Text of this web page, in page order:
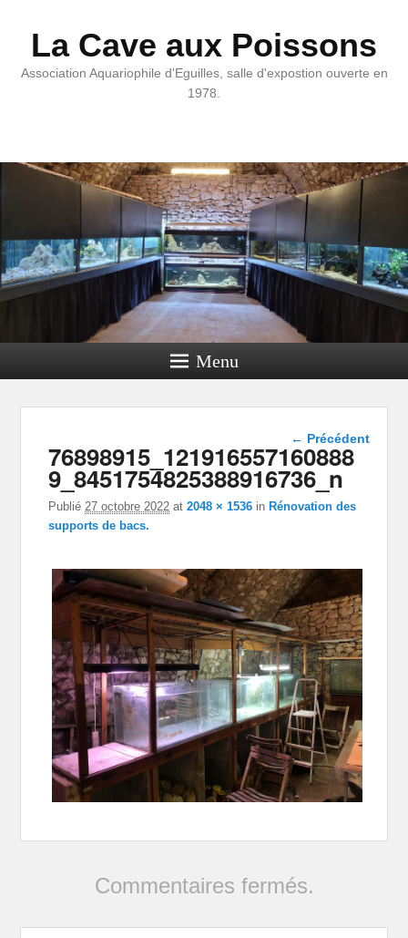
La Cave aux Poissons
Association Aquariophile d'Eguilles, salle d'expostion ouverte en
1978.
Menu
Navigation
dans les
images
← Précédent
76898915_121916557160888
9_8451754825388916736_n
Publié 27 octobre 2022 at2048 × 1536 inRénovation des
supports de bacs.
Commentaires fermés.